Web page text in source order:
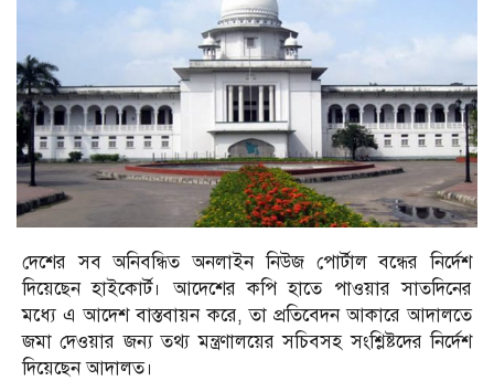
দেশের সব অনিবন্ধিত অনলাইন নিউজ পোর্টাল বন্ধের নির্দেশ
দিয়েছেন হাইকোর্ট। আদেশের কপি হাতে পাওয়ার সাতদিনের
মধ্যে এ আদেশ বাস্তবায়ন করে, তা প্রতিবেদন আকারে আদালতে
জমা দেওয়ার জন্য তথ্য মন্ত্রণালয়ের সচিবসহ সংশ্লিষ্টদের নির্দেশ
দিয়েছেন আদালত।